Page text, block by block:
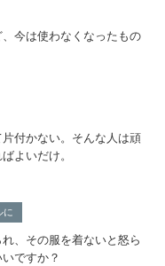
今は使わなくなったもの
付かない。そんな人は頑
よいだけ。
に
、その服を着ないと怒ら
ですか？